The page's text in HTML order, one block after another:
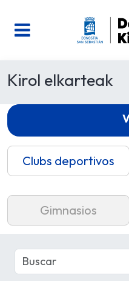
Kirol elkarteak
Clubs deportivos
Gimnasios